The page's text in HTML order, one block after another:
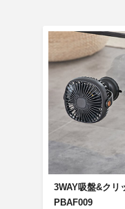
3WAY吸盤&クリ
PBAF009